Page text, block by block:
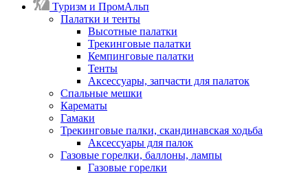
Туризм и ПромАльп
Палатки и тенты
Высотные палатки
Трекинговые палатки
Кемпинговые палатки
Тенты
Аксессуары, запчасти для палаток
Спальные мешки
Карематы
Гамаки
Трекинговые палки, скандинавская ходьба
Аксессуары для палок
Газовые горелки, баллоны, лампы
Газовые горелки